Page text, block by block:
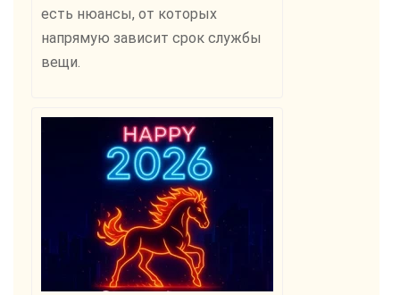
есть нюансы, от которых
напрямую зависит срок службы
вещи.